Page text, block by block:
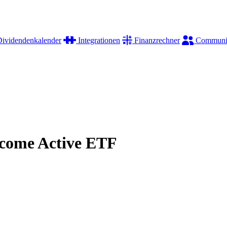
Integrationen Finanzrechner
Active ETF